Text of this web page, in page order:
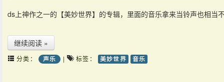
ds上神作之一的【美妙世界】的专辑，里面的音乐拿来当铃声也相当
继续阅读 »
分类： 声乐 | 标签： 美妙世界 音乐